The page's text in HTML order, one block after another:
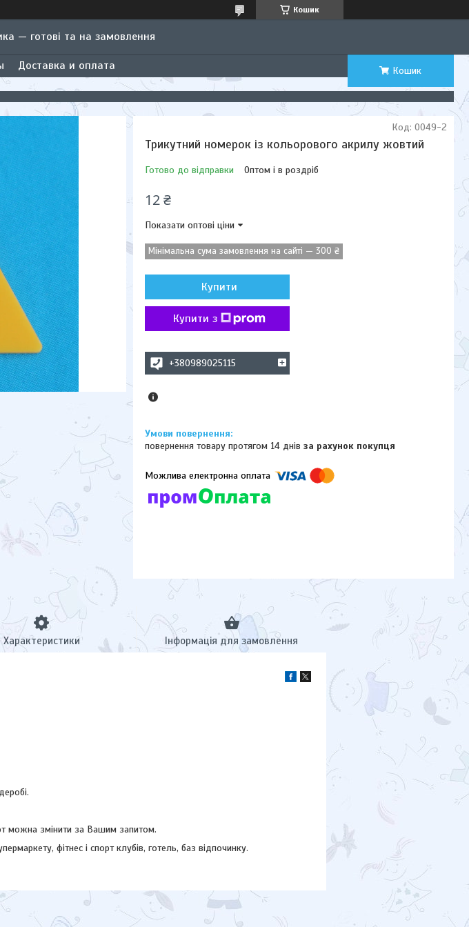
Кошик
— готові та на замовлення
Доставка и оплата Кошик
Трикутний номерок із кольорового акрилу жовтий
Готово до відправки Оптом і в роздріб
Код: 0049-2
12 ₴
Показати оптові ціни
Мінімальна сума замовлення на сайті — 300 ₴
Купити
Купити з
+380989025115
повернення товару протягом 14 днівза рахунок покупця
Характеристики Інформація для замовлення
можна змінити за Вашим запитом.
фітнес і спорт клубів, готель, баз відпочинку.